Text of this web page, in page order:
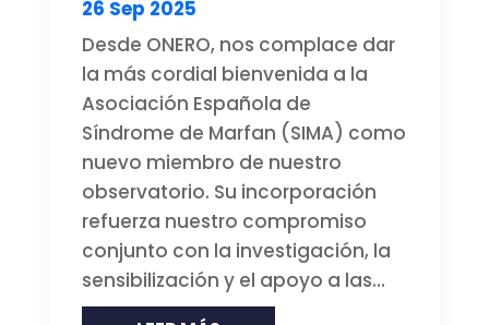
26 Sep 2025
Desde ONERO, nos complace dar
la más cordial bienvenida a la
Asociación Española de
Síndrome de Marfan (SIMA) como
nuevo miembro de nuestro
observatorio. Su incorporación
refuerza nuestro compromiso
conjunto con la investigación, la
sensibilización y el apoyo a las...